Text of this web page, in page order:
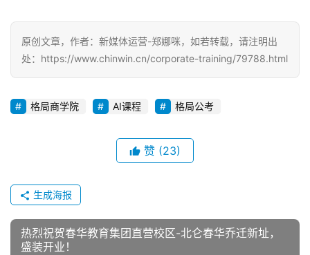
原创文章，作者：新媒体运营-郑娜咪，如若转载，请注明出
处：https://www.chinwin.cn/corporate-training/79788.html
格局商学院 AI课程 格局公考
赞 (23)
生成海报
热烈祝贺春华教育集团直营校区-北仑春华乔迁新址，
盛装开业！